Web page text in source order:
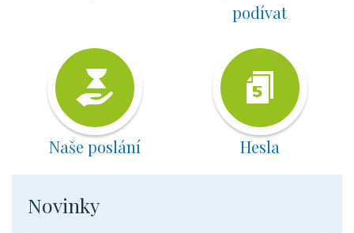
podívat
Naše poslání Hesla
Novinky